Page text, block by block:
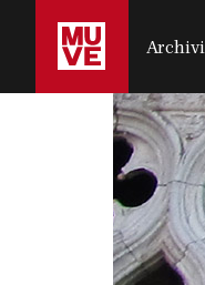
SALTA AL